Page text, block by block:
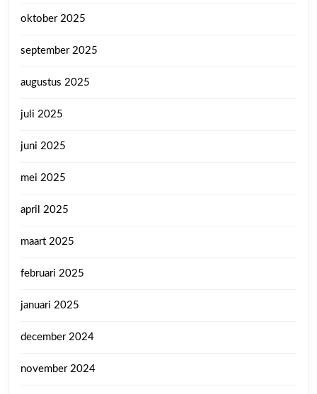
oktober 2025
september 2025
augustus 2025
juli 2025
juni 2025
mei 2025
april 2025
maart 2025
februari 2025
januari 2025
december 2024
november 2024